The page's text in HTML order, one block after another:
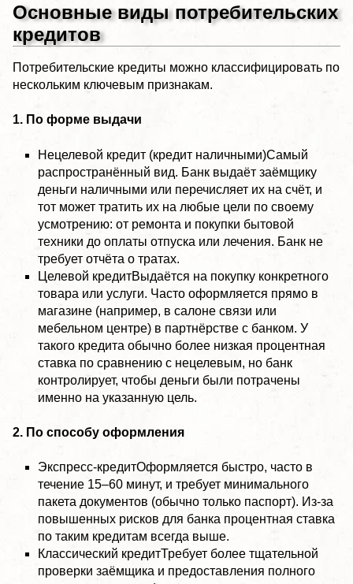
Основные виды потребительских
кредитов
Потребительские кредиты можно классифицировать по
нескольким ключевым признакам.
1. По форме выдачи
Нецелевой кредит (кредит наличными)Самый
распространённый вид. Банк выдаёт заёмщику
деньги наличными или перечисляет их на счёт, и
тот может тратить их на любые цели по своему
усмотрению: от ремонта и покупки бытовой
техники до оплаты отпуска или лечения. Банк не
требует отчёта о тратах.
Целевой кредитВыдаётся на покупку конкретного
товара или услуги. Часто оформляется прямо в
магазине (например, в салоне связи или
мебельном центре) в партнёрстве с банком. У
такого кредита обычно более низкая процентная
ставка по сравнению с нецелевым, но банк
контролирует, чтобы деньги были потрачены
именно на указанную цель.
2. По способу оформления
Экспресс-кредитОформляется быстро, часто в
течение 15–60 минут, и требует минимального
пакета документов (обычно только паспорт). Из-за
повышенных рисков для банка процентная ставка
по таким кредитам всегда выше.
Классический кредитТребует более тщательной
проверки заёмщика и предоставления полного